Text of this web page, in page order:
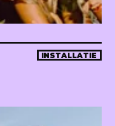
INSTALLATIE